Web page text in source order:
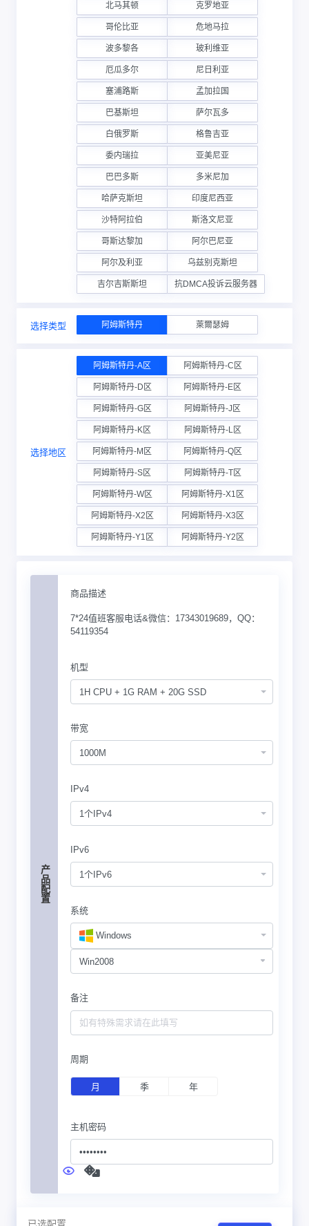
北马其顿 克罗地亚
哥伦比亚 危地马拉
波多黎各 玻利维亚
厄瓜多尔 尼日利亚
塞浦路斯 孟加拉国
巴基斯坦 萨尔瓦多
白俄罗斯 格鲁吉亚
委内瑞拉 亚美尼亚
巴巴多斯 多米尼加
哈萨克斯坦 印度尼西亚
沙特阿拉伯 斯洛文尼亚
哥斯达黎加 阿尔巴尼亚
阿尔及利亚 乌兹别克斯坦
吉尔吉斯斯坦 抗DMCA投诉云服务器
选择类型 阿姆斯特丹 萊爾瑟姆
选择地区
阿姆斯特丹-A区 阿姆斯特丹-C区
阿姆斯特丹-D区 阿姆斯特丹-E区
阿姆斯特丹-G区 阿姆斯特丹-J区
阿姆斯特丹-K区 阿姆斯特丹-L区
阿姆斯特丹-M区 阿姆斯特丹-Q区
阿姆斯特丹-S区 阿姆斯特丹-T区
阿姆斯特丹-W区 阿姆斯特丹-X1区
阿姆斯特丹-X2区 阿姆斯特丹-X3区
阿姆斯特丹-Y1区 阿姆斯特丹-Y2区
产品配置
商品描述
7*24值班客服电话&微信：17343019689，QQ：
54119354
机型
1H CPU + 1G RAM + 20G SSD
带宽
1000M
IPv4
1个IPv4
IPv6
1个IPv6
系统
Windows
备注
周期
月 季 年
主机密码